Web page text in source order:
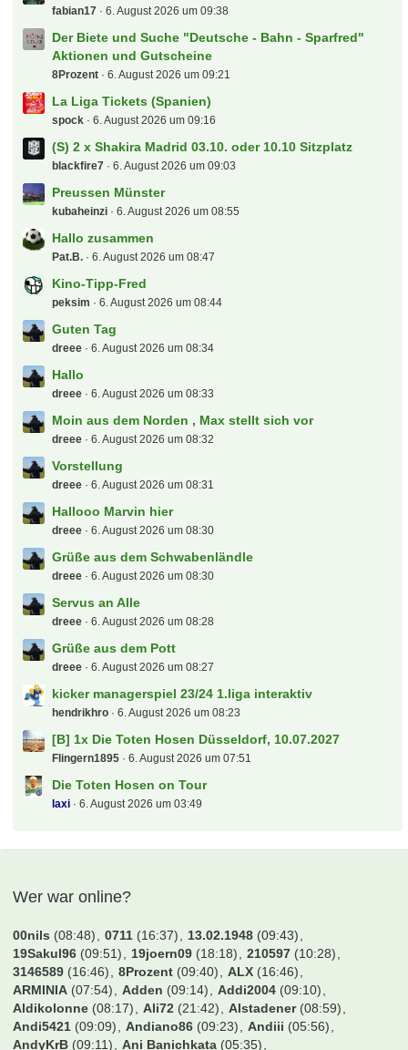
fabian17 6. August 2026 um 09:38
Der Biete und Suche "Deutsche - Bahn - Sparfred"
Aktionen und Gutscheine
8Prozent 6. August 2026 um 09:21
La Liga Tickets (Spanien)
spock 6. August 2026 um 09:16
(S) 2 x Shakira Madrid 03.10. oder 10.10 Sitzplatz
blackfire7 6. August 2026 um 09:03
Preussen Münster
kubaheinzi 6. August 2026 um 08:55
Hallo zusammen
Pat.B. 6. August 2026 um 08:47
Kino-Tipp-Fred
peksim 6. August 2026 um 08:44
Guten Tag
dreee 6. August 2026 um 08:34
Hallo
dreee 6. August 2026 um 08:33
Moin aus dem Norden , Max stellt sich vor
dreee 6. August 2026 um 08:32
Vorstellung
dreee 6. August 2026 um 08:31
Hallooo Marvin hier
dreee 6. August 2026 um 08:30
Grüße aus dem Schwabenländle
dreee 6. August 2026 um 08:30
Servus an Alle
dreee 6. August 2026 um 08:28
Grüße aus dem Pott
dreee 6. August 2026 um 08:27
kicker managerspiel 23/24 1.liga interaktiv
hendrikhro 6. August 2026 um 08:23
[B] 1x Die Toten Hosen Düsseldorf, 10.07.2027
Flingern1895 6. August 2026 um 07:51
Die Toten Hosen on Tour
laxi 6. August 2026 um 03:49
Wer war online?
00nils (08:48) 0711 (16:37) 13.02.1948 (09:43)
19Sakul96 (09:51) 19joern09 (18:18) 210597 (10:28)
3146589 (16:46) 8Prozent (09:40) ALX (16:46)
ARMINIA (07:54) Adden (09:14) Addi2004 (09:10)
Aldikolonne (08:17) Ali72 (21:42) Alstadener(08:59)
Andi5421 (09:09) Andiano86 (09:23) Andiii (05:56)
AndyKrB (09:11) Ani Banichkata (05:35)